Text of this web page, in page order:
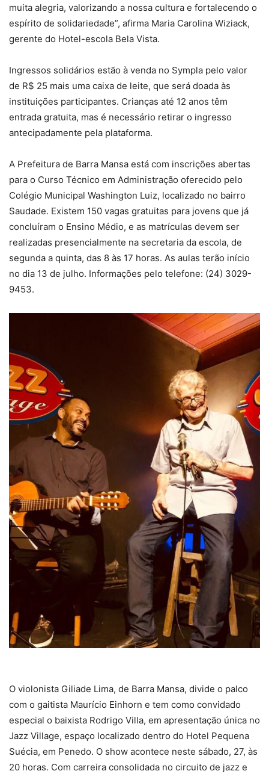
muita alegria, valorizando a nossa cultura e fortalecendo o
espírito de solidariedade”, afirma Maria Carolina Wiziack,
gerente do Hotel-escola Bela Vista.
Ingressos solidários estão à venda no Sympla pelo valor
de R$ 25 mais uma caixa de leite, que será doada às
instituições participantes. Crianças até 12 anos têm
entrada gratuita, mas é necessário retirar o ingresso
antecipadamente pela plataforma.
A Prefeitura de Barra Mansa está com inscrições abertas
para o Curso Técnico em Administração oferecido pelo
Colégio Municipal Washington Luiz, localizado no bairro
Saudade. Existem 150 vagas gratuitas para jovens que já
concluíram o Ensino Médio, e as matrículas devem ser
realizadas presencialmente na secretaria da escola, de
segunda a quinta, das 8 às 17 horas. As aulas terão início
no dia 13 de julho. Informações pelo telefone: (24) 3029-
9453.
O violonista Giliade Lima, de Barra Mansa, divide o palco
com o gaitista Maurício Einhorn e tem como convidado
especial o baixista Rodrigo Villa, em apresentação única no
Jazz Village, espaço localizado dentro do Hotel Pequena
Suécia, em Penedo. O show acontece neste sábado, 27, às
20 horas. Com carreira consolidada no circuito de jazz e